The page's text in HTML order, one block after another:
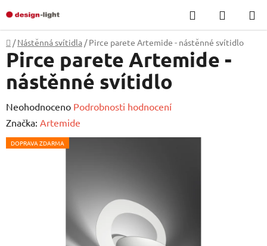
na
obsah
Hledat
KOŠÍK
Domů
/ Nástěnná svítidla / Pirce parete Artemide - nástěnné svítidlo
Pirce parete Artemide -
nástěnné svítidlo
Průměrné
hodnocení
produktu
Neohodnoceno Podrobnosti hodnocení
Značka: Artemide
DOPRAVA ZDARMA